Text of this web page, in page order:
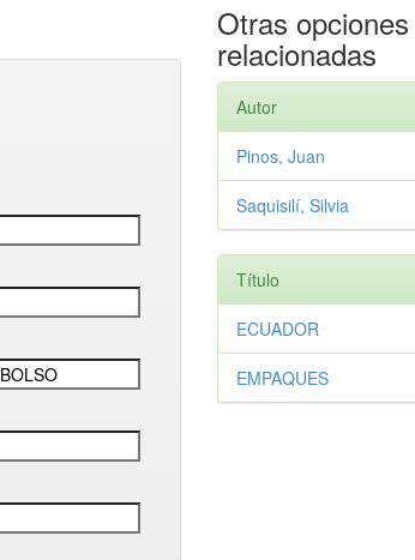
Otras opciones
relacionadas
Autor
Pinos, Juan
Saquisilí, Silvia
Título
ECUADOR
EMPAQUES